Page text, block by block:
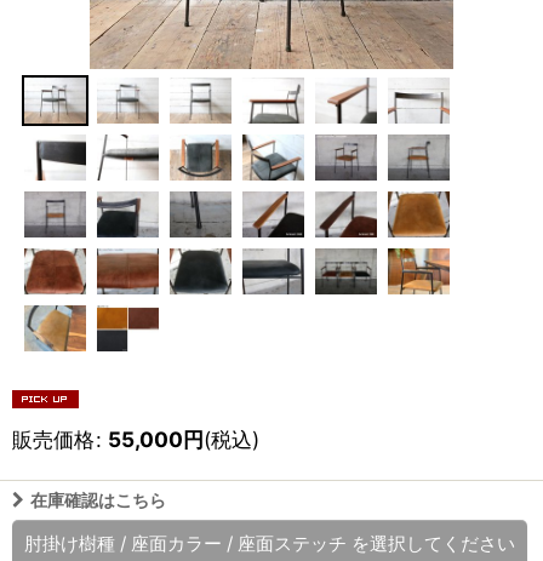
販売価格: 55,000円(税込)
在庫確認はこちら
肘掛け樹種 / 座面カラー / 座面ステッチ を選択してください